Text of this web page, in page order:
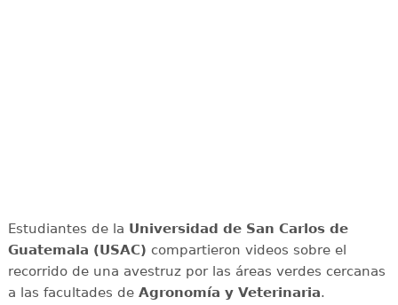
Estudiantes de la Universidad de San Carlos de
Guatemala (USAC) compartieron videos sobre el
recorrido de una avestruz por las áreas verdes cercanas
a las facultades deAgronomía y Veterinaria.